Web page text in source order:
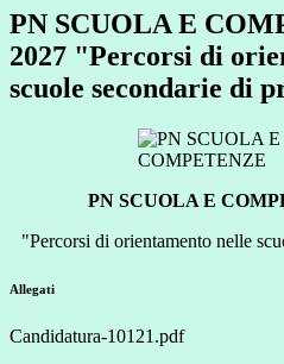
PN SCUOLA E
2027 "Percorsi di
scuole secondarie di
PN SCUOLA E
"Percorsi di orientamento nelle
Allegati
Candidatura-10121.pdf